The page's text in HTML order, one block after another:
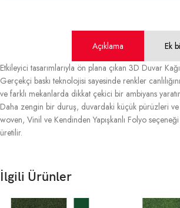
Açıklama Ek
Etkileyici tasarımlarıyla ön plana çıkan 3D Duvar
Gerçekçi baskı teknolojisi sayesinde renkler
ve farklı mekanlarda dikkat çekici bir ambiyans
Daha zengin bir duruş, duvardaki küçük pürüzleri
woven, Vinil ve Kendinden Yapışkanlı Folyo
üretilir.
İlgili Ürünler